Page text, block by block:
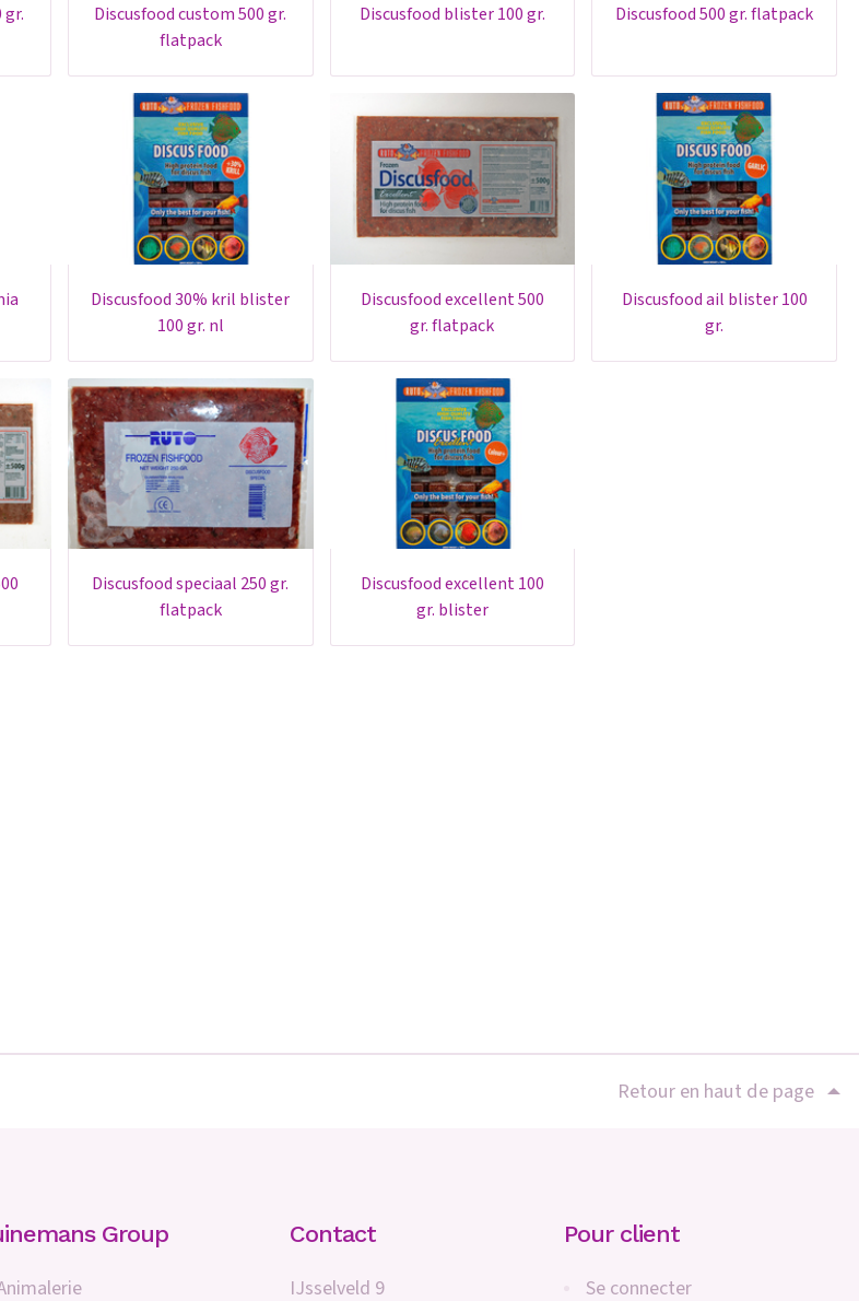
discusfood custom 500 gr.
flatpack
discusfood blister 100 gr. discusfood 500 gr. flatpack
discusfood 30% kril blister
100 gr. nl
discusfood excellent 500
gr. flatpack
discusfood ail blister 100
gr.
discusfood speciaal 250 gr.
flatpack
discusfood excellent 100
gr. blister
Retour en haut de page
Group
Contact
IJsselveld 9
Pour client
Se connecter